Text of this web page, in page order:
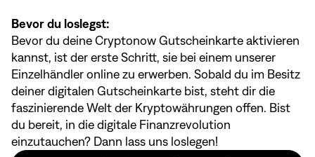
Bevor du loslegst:
Bevor du deine Cryptonow Gutscheinkarte aktivieren
kannst, ist der erste Schritt, sie bei einem unserer
Einzelhändler online zu erwerben. Sobald du im Besitz
deiner digitalen Gutscheinkarte bist, steht dir die
faszinierende Welt der Kryptowährungen offen. Bist
du bereit, in die digitale Finanzrevolution
einzutauchen? Dann lass uns loslegen!